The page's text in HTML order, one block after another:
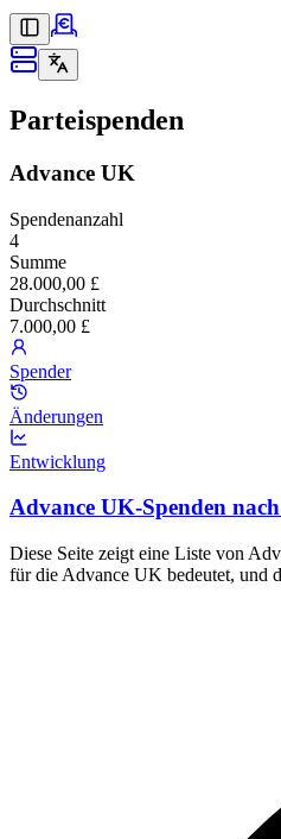
Parteispenden
Advance UK
Spendenanzahl
4
Summe
28.000,00 £
Durchschnitt
7.000,00 £
Spender
Änderungen
Entwicklung
Advance UK-Spenden
Diese Seite zeigt eine Liste von
für die Advance UK bedeutet, und